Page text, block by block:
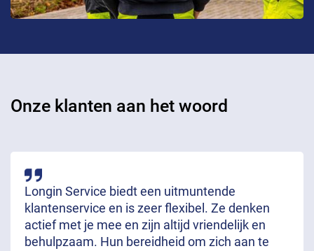
Onze klanten aan het woord
Longin Service biedt een uitmuntende
klantenservice en is zeer flexibel. Ze denken
actief met je mee en zijn altijd vriendelijk en
behulpzaam. Hun bereidheid om zich aan te